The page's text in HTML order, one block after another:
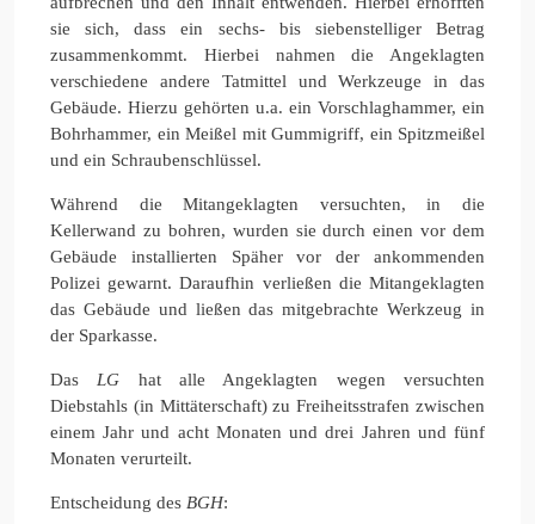
sie sich, dass ein sechs- bis siebenstelliger Betrag
zusammenkommt. Hierbei nahmen die Angeklagten
verschiedene andere Tatmittel und Werkzeuge in das
Gebäude. Hierzu gehörten u.a. ein Vorschlaghammer, ein
Bohrhammer, ein Meißel mit Gummigriff, ein Spitzmeißel
und ein Schraubenschlüssel.
Während die Mitangeklagten versuchten, in die
Kellerwand zu bohren, wurden sie durch einen vor dem
Gebäude installierten Späher vor der ankommenden
Polizei gewarnt. Daraufhin verließen die Mitangeklagten
das Gebäude und ließen das mitgebrachte Werkzeug in
der Sparkasse.
Das LG hat alle Angeklagten wegen versuchten
Diebstahls (in Mittäterschaft) zu Freiheitsstrafen zwischen
einem Jahr und acht Monaten und drei Jahren und fünf
Monaten verurteilt.
Entscheidung des BGH: